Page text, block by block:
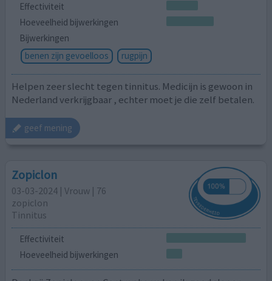
Effectiviteit
Hoeveelheid bijwerkingen
Bijwerkingen
benen zijn gevoelloos
rugpijn
Helpen zeer slecht tegen tinnitus. Medicijn is gewoon in
Nederland verkrijgbaar , echter moet je die zelf betalen.
geef mening
Zopiclon
03-03-2024 | Vrouw | 76
zopiclon
Tinnitus
Effectiviteit
Hoeveelheid bijwerkingen